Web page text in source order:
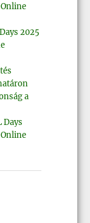
2025
a
Days